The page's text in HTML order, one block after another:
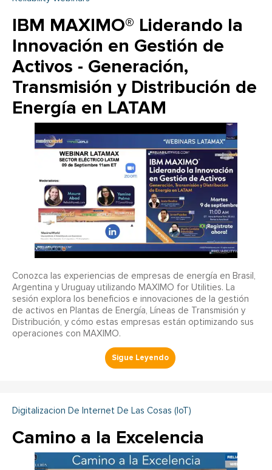
IBM MAXIMO® Liderando la
Innovación en Gestión de
Activos - Generación,
Transmisión y Distribución de
Energía en LATAM
Conozca las experiencias de empresas de energía en Brasil,
Argentina y Uruguay utilizando MAXIMO for Utilities. La
sesión explora los beneficios e innovaciones de la gestión
de activos en Plantas de Energía, Líneas de Transmisión y
Distribución, y cómo estas empresas están optimizando sus
operaciones con MAXIMO.
Digitalizacion De Internet De Las Cosas (IoT)
Camino a la Excelencia